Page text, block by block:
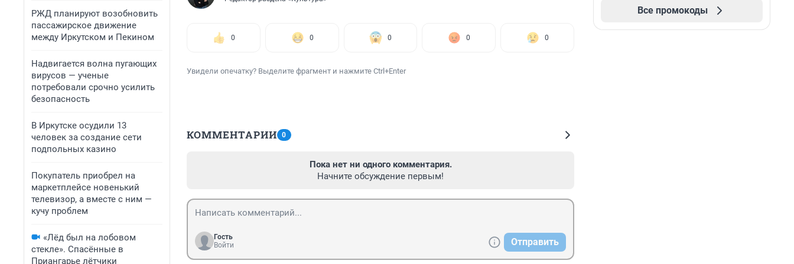
РЖД планируют возобновить
пассажирское движение
между Иркутском и Пекином
Надвигается волна пугающих
вирусов — ученые
потребовали срочно усилить
безопасность
В Иркутске осудили 13
человек за создание сети
подпольных казино
Покупатель приобрел на
маркетплейсе новенький
телевизор, а вместе с ним —
кучу проблем
«Лёд был на лобовом
стекле». Спасённые в
Приангарье лётчики
0 0 0 0 0
Увидели опечатку? Выделите фрагмент и нажмите Ctrl+Enter
КОММЕНТАРИИ 0
Пока нет ни одного комментария.
Начните обсуждение первым!
Гость
Войти
Отправить
Все промокоды